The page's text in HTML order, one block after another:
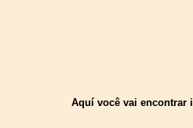
Aquí você vai encontrar